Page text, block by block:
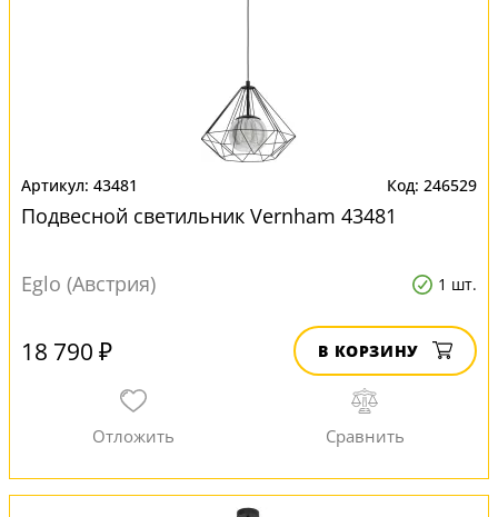
43481 246529
Подвесной светильник Vernham 43481
Eglo (Австрия) 1 шт.
18 790 ₽ В КОРЗИНУ